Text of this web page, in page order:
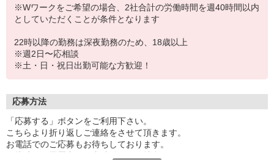
※Wワークをご希望の場合、2社合計の労働時間を週40時間以内
としていただくことが条件となります
22時以降の勤務は深夜勤務のため、18歳以上
※週2日〜応相談
※土・日・祝日出勤可能な方歓迎！
応募方法
「応募する」ボタンをご利用下さい。
こちらより折り返しご連絡をさせて頂きます。
お電話でのご応募もお待ちしております。